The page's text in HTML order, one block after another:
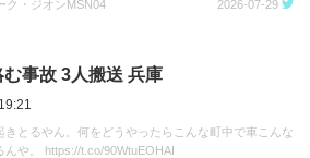
ク・ジオンMSN04 2026-07-29
事故 3人搬送 兵庫
きとるやん。何をどうやったらこんな町中で車こんな
んや。 https://t.co/90WtuEOHAI